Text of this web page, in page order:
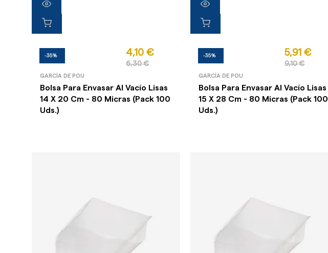
-35% 4,10 €
6,30 €
GARCÍA DE POU
Bolsa Para Envasar Al Vacío Lisas
14 X 20 Cm - 80 Micras (Pack 100
Uds.)
-35% 5,91 €
9,10 €
GARCÍA DE POU
Bolsa Para Envasar Al Vacío Lisas
15 X 28 Cm - 80 Micras (Pack 100
Uds.)